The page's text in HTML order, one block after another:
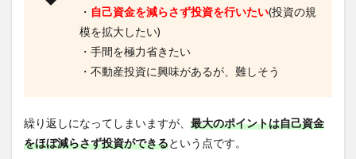
・ 自己資金を減らさず投資を行いたい(投資の規
模を拡大したい)
・手間を極力省きたい
・不動産投資に興味があるが、難しそう
繰り返しになってしまいますが、 最大のポイントは自己資金
をほぼ減らさず投資ができるという点です。